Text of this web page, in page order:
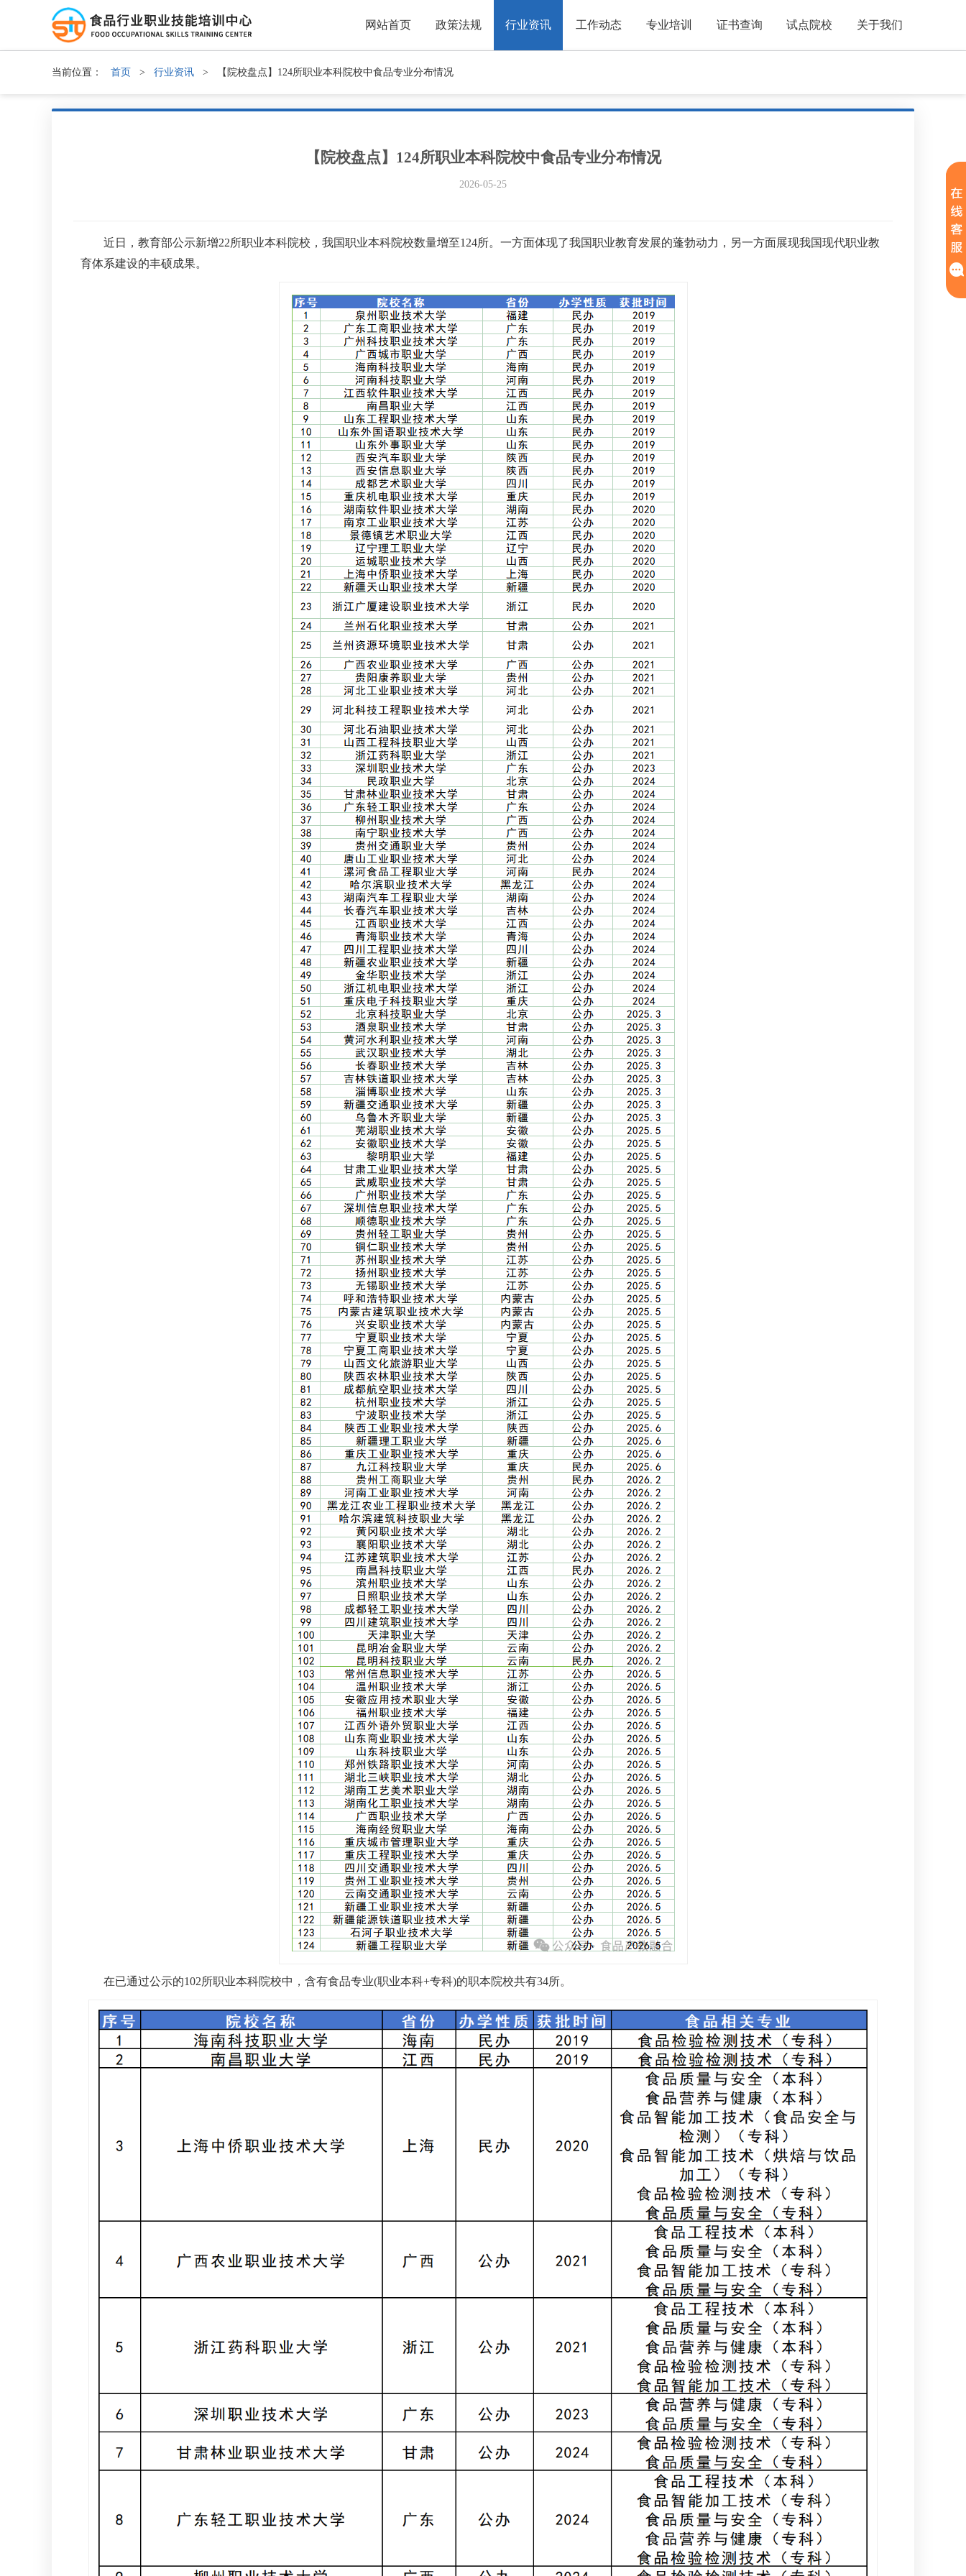
网站首页 政策法规 行业资讯 工作动态 专业培训 证书查询 试点院校 关于我们
当前位置： 首页 > 行业资讯 > 【院校盘点】124所职业本科院校中食品专业分布情况
【院校盘点】124所职业本科院校中食品专业分布情况
2026-05-25
近日，教育部公示新增22所职业本科院校，我国职业本科院校数量增至124所。一方面体现了我国职业教育发展的蓬勃动力，另一方面展现我国现代职业教
育体系建设的丰硕成果。
在已通过公示的102所职业本科院校中，含有食品专业(职业本科+专科)的职本院校共有34所。